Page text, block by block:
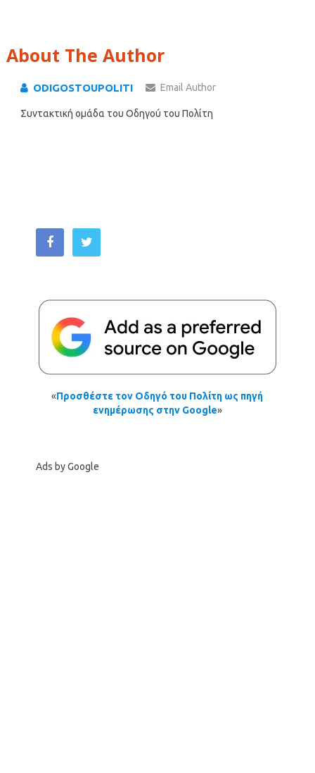
About The Author
ODIGOSTOUPOLITI Email Author
Συντακτική ομάδα του Οδηγού του Πολίτη
«Προσθέστε τον Οδηγό του Πολίτη ως πηγή
ενημέρωσης στην Google»
Ads by Google